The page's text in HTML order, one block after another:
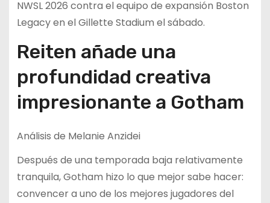
NWSL 2026 contra el equipo de expansión Boston
Legacy en el Gillette Stadium el sábado.
Reiten añade una
profundidad creativa
impresionante a Gotham
Análisis de Melanie Anzidei
Después de una temporada baja relativamente
tranquila, Gotham hizo lo que mejor sabe hacer:
convencer a uno de los mejores jugadores del